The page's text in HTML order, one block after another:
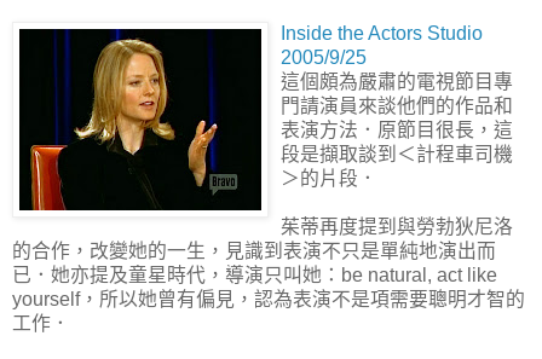
Inside the Actors Studio
2005/9/25
這個頗為嚴肅的電視節目專
門請演員來談他們的作品和
表演方法．原節目很長，這
段是擷取談到＜計程車司機
＞的片段．
茱蒂再度提到與勞勃狄尼洛
的合作，改變她的一生，見識到表演不只是單純地演出而
已．她亦提及童星時代，導演只叫她：be natural, act like
yourself，所以她曾有偏見，認為表演不是項需要聰明才智的
工作．